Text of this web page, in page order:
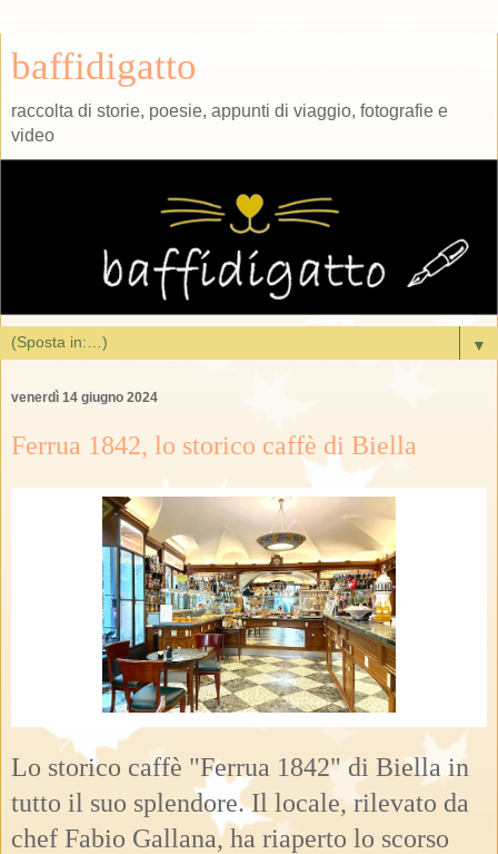
baffidigatto
raccolta di storie, poesie, appunti di viaggio, fotografie e
video
▼
venerdì 14 giugno 2024
Ferrua 1842, lo storico caffè di Biella
Lo storico caffè "Ferrua 1842" di Biella in
tutto il suo splendore. Il locale, rilevato da
chef Fabio Gallana, ha riaperto lo scorso